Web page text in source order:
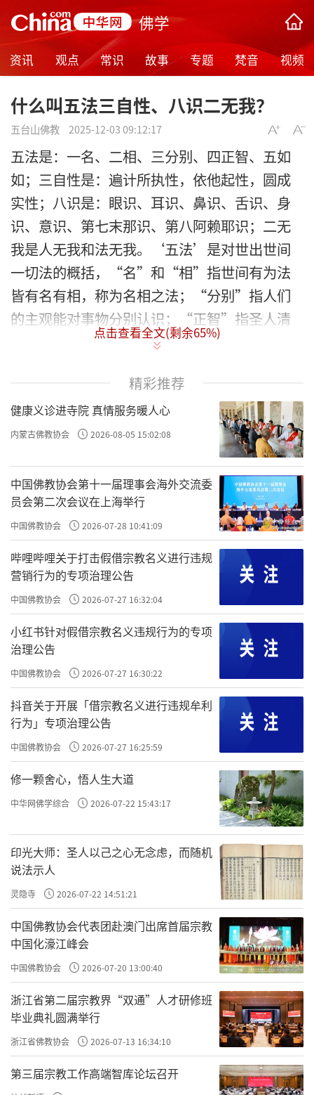
佛学
资讯 观点 常识 故事 专题 梵音 视频
什么叫五法三自性、八识二无我？
五台山佛教 2025-12-03 09:12:17
五法是：一名、二相、三分别、四正智、五如
如；三自性是：遍计所执性，依他起性，圆成
实性；八识是：眼识、耳识、鼻识、舌识、身
识、意识、第七末那识、第八阿赖耶识；二无
我是人无我和法无我。‘五法’是对世出世间
一切法的概括，“名”和“相”指世间有为法
皆有名有相，称为名相之法；“分别”指人们
的主观能对事物分别认识；“正智”指圣人清
净（无漏）实智；“如如”指如实智所对真如
诸法。三自性：一是二取执着，无而谓有，起
惑造业，名遍计所执；二是三界心法，依他缘
生，名依他起；三是依他起上除遣二取所显二
空真如为圆成实。事物的性质不出此三种，所
以叫三自性。八识：“识”是了别认识的意
思，又叫心或意，每个有情都有这种心意识的
认识作用，共有八种，就是前面列举的八种
识。二无我：每个有情或众生都没有永恒不变
的实体（即一般所说的自我或灵魂）叫人无
我；客观事物也没有恒常不变的实体（即自性
或绝对的真实）叫法无我。二无我也叫作我、
法二空。此宗教义深入分析诸法性相，阐明心
识因缘体用，修习唯识观行，以期转识成智，
成就解脱、菩提二果。此宗由玄奘法师译传而
成立，是印度无着、世亲学说的直接继承者。
责任编辑：印月
点击查看全文(剩余65%)
精彩推荐
健康义诊进寺院 真情服务暖人心
内蒙古佛教协会 2026-08-05 15:02:08
中国佛教协会第十一届理事会海外交流委
员会第二次会议在上海举行
中国佛教协会 2026-07-28 10:41:09
哔哩哔哩关于打击假借宗教名义进行违规
营销行为的专项治理公告
中国佛教协会 2026-07-27 16:32:04
小红书针对假借宗教名义违规行为的专项
治理公告
中国佛教协会 2026-07-27 16:30:22
抖音关于开展「借宗教名义进行违规牟利
行为」专项治理公告
中国佛教协会 2026-07-27 16:25:59
修一颗舍心，悟人生大道
中华网佛学综合 2026-07-22 15:43:17
印光大师：圣人以己之心无念虑，而随机
说法示人
灵隐寺 2026-07-22 14:51:21
中国佛教协会代表团赴澳门出席首届宗教
中国化濠江峰会
中国佛教协会 2026-07-20 13:00:40
浙江省第二届宗教界“双通”人才研修班
毕业典礼圆满举行
浙江省佛教协会 2026-07-13 16:34:10
第三届宗教工作高端智库论坛召开